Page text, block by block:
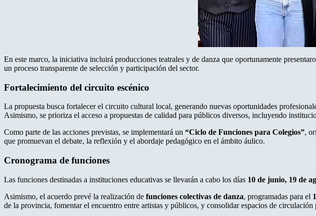
En este marco, la iniciativa incluirá producciones teatrales y de danza que oportunamente
un proceso transparente de selección y participación del sector.
Fortalecimiento del circuito escénico
La propuesta busca fortalecer el circuito cultural local, generando nuevas oportunidades
Asimismo, se prioriza el acceso a propuestas de calidad para públicos diversos, incluyendo
Como parte de las acciones previstas, se implementará un “Ciclo de Funciones para Colegios”,
que promuevan el debate, la reflexión y el abordaje pedagógico en el ámbito áulico.
Cronograma de funciones
Las funciones destinadas a instituciones educativas se llevarán a cabo los días 10 de junio, 19 de
Asimismo, el acuerdo prevé la realización de funciones colectivas de danza, programadas para el
de la provincia, fomentar el encuentro entre artistas y públicos, y consolidar espacios de circulación